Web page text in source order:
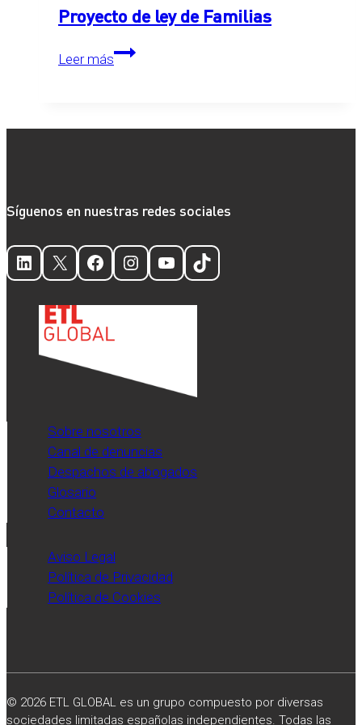
Proyecto de ley de Familias
Leer más
Proyecto
de
Familias
Síguenos en nuestras redes sociales
LinkedIn
X Facebook
Instagram
YouTube
TikTok
Sobre nosotros
Canal de denuncias
Despachos de abogados
Glosario
Contacto
Aviso Legal
Política de Privacidad
Política de Cookies
© 2026 ETL GLOBAL es un grupo compuesto por diversas
sociedades limitadas españolas independientes. Todas las